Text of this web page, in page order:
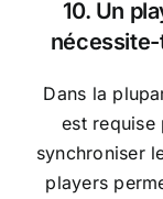
10. Un
Dans la
est requise
synchroniser
players